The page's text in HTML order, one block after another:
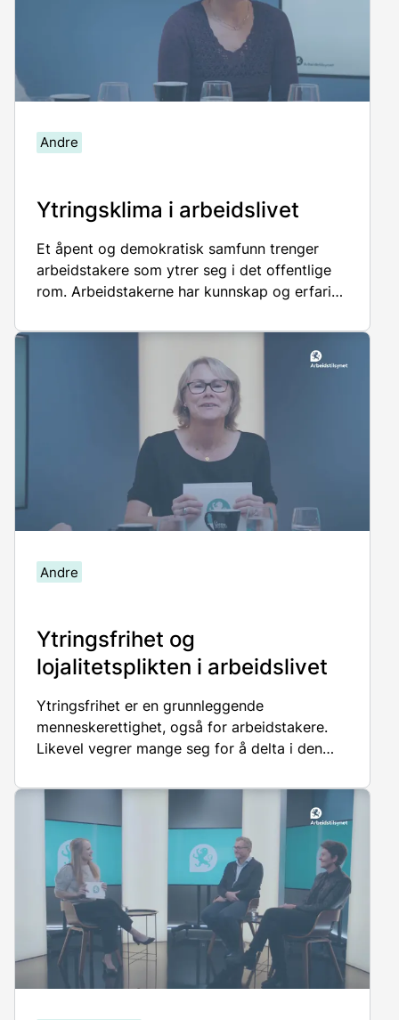
Andre
Ytringsklima i arbeidslivet
Et åpent og demokratisk samfunn trenger
arbeidstakere som ytrer seg i det offentlige
rom. Arbeidstakerne har kunnskap og erfaring
Andre
Ytringsfrihet og
lojalitetsplikten i arbeidslivet
Ytringsfrihet er en grunnleggende
menneskerettighet, også for arbeidstakere.
Likevel vegrer mange seg for å delta i den